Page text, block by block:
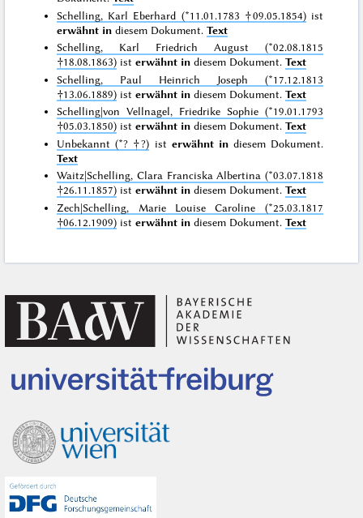
Schelling, Karl Eberhard (*11.01.1783 †09.05.1854)ist
erwähnt in diesem Dokument.Text
Schelling, Karl Friedrich August (*02.08.1815
†18.08.1863) isterwähnt in diesem Dokument.Text
Schelling, Paul Heinrich Joseph (*17.12.1813
†13.06.1889) isterwähnt in diesem Dokument.Text
Schelling|von Vellnagel, Friedrike Sophie (*19.01.1793
†05.03.1850) isterwähnt in diesem Dokument.Text
Unbekannt (*? †?) ist erwähnt indiesem Dokument.
Text
Waitz|Schelling, Clara Franciska Albertina (*03.07.1818
†26.11.1857) isterwähnt in diesem Dokument.Text
Zech|Schelling, Marie Louise Caroline (*25.03.1817
†06.12.1909) isterwähnt in diesem Dokument.Text